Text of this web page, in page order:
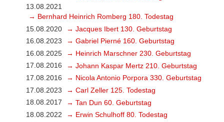
13.08.2021
→ Bernhard Heinrich Romberg 180. Todestag
15.08.2020
→ Jacques Ibert 130. Geburtstag
16.08.2023
→ Gabriel Pierné 160. Geburtstag
16.08.2025
→ Heinrich Marschner 230. Geburtstag
17.08.2016
→ Johann Kaspar Mertz 210. Geburtstag
17.08.2016
→ Nicola Antonio Porpora 330. Geburtstag
17.08.2023
→ Carl Zeller 125. Todestag
18.08.2017
→ Tan Dun 60. Geburtstag
18.08.2022
→ Erwin Schulhoff 80. Todestag